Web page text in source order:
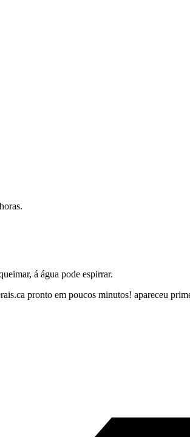
á água pode espirrar.
pronto em poucos minutos! apareceu